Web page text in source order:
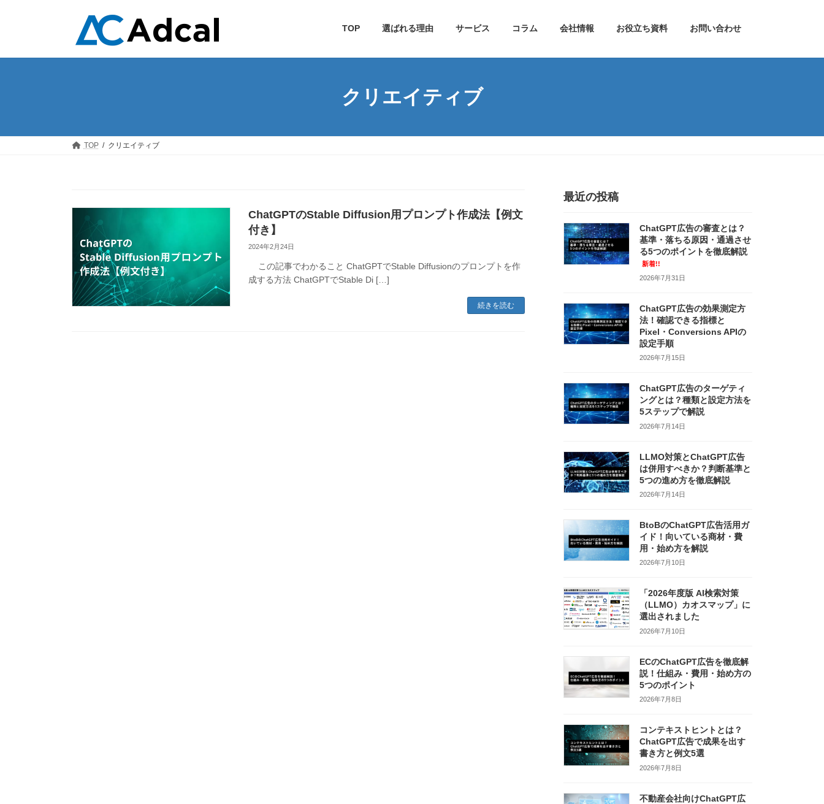
ツ
シ
TOP 選ばれる理由 サービス コラム 会社情報 お役立ち資料 お問い合わせ
クリエイティブ
TOP クリエイティブ
ChatGPTのStable Diffusion用プロンプト作成法【例文
付き】
2024年2月24日
この記事でわかること ChatGPTでStable Diffusionのプロンプトを作
成する方法 ChatGPTでStable Di […]
続きを読む
最近の投稿
ChatGPT広告の審査とは？
基準・落ちる原因・通過させ
る5つのポイントを徹底解説
新着!!
2026年7月31日
ChatGPT広告の効果測定方
法！確認できる指標と
Pixel・Conversions APIの
設定手順
2026年7月15日
ChatGPT広告のターゲティ
ングとは？種類と設定方法を
5ステップで解説
2026年7月14日
LLMO対策とChatGPT広告
は併用すべきか？判断基準と
5つの進め方を徹底解説
2026年7月14日
BtoBのChatGPT広告活用ガ
イド！向いている商材・費
用・始め方を解説
2026年7月10日
「2026年度版 AI検索対策
（LLMO）カオスマップ」に
選出されました
2026年7月10日
ECのChatGPT広告を徹底解
説！仕組み・費用・始め方の
5つのポイント
2026年7月8日
コンテキストヒントとは？
ChatGPT広告で成果を出す
書き方と例文5選
2026年7月8日
不動産会社向けChatGPT広